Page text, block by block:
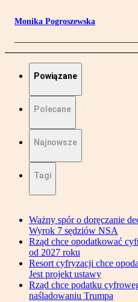
Monika Pogroszewska
Powiązane
Polecane
Najnowsze
Tagi
Ważny spór o doręczanie
Wyrok 7 sędziów NSA
Rząd chce opodatkować
od 2027 roku
Resort cyfryzacji chce
Jest projekt ustawy
Rząd chce podatku
naśladowaniu Trumpa